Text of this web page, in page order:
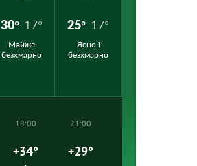
30° 17°
Майже
безхмарно
25° 17°
Ясно і
безхмарно
18:00
+34°
21:00
+29°